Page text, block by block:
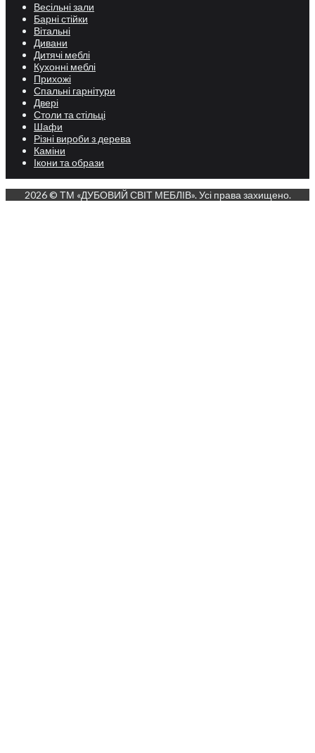
Весільні зали
Барні стійки
Вітальні
Дивани
Дитячі меблі
Кухонні меблі
Прихожі
Спальні гарнітури
Двері
Столи та стільці
Шафи
Різні вироби з дерева
Каміни
Ікони та образи
2026 © ТМ «ДУБОВИЙ СВІТ МЕБЛІВ». Усі права захищено.